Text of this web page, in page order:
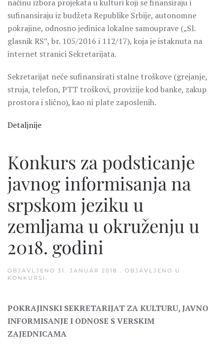
načinu izbora projekata u kulturi koji se finansiraju i
sufinansiraju iz budžeta Republike Srbije, autonomne
pokrajine, odnosno jedinica lokalne samouprave („Sl.
glasnik RS‟, br. 105/2016 i 112/17), koja je istaknuta na
internet stranici Sekretarijata.
Sekretarijat neće sufinansirati stalne troškove (grejanje,
struja, telefon, PTT troškovi, provizije kod banke, zakup
prostora i slično), kao ni plate zaposlenih.
Detaljnije
Konkurs za podsticanje
javnog informisanja na
srpskom jeziku u
zemljama u okruženju u
2018. godini
OBJAVLJENO 31. JANUAR 2018. . OBJAVLJENO U
KONKURSI .
POKRAJINSKI SEKRETARIJAT ZA KULTURU, JAVNO
INFORMISANJE I ODNOSE S VERSKIM
ZAJEDNICAMA